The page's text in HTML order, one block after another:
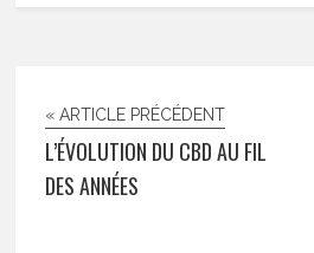
« ARTICLE PRÉCÉDENT
L’ÉVOLUTION DU CBD AU FIL
DES ANNÉES